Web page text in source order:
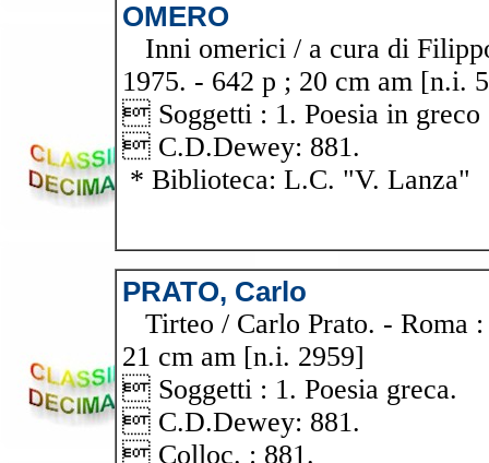
OMERO
Inni omerici / a cura di
1975. - 642 p ; 20 cm am [n.i.
 Soggetti : 1. Poesia in greco
 C.D.Dewey: 881.
* Biblioteca: L.C. "V. Lanza"
PRATO, Carlo
Tirteo / Carlo Prato. - Roma
21 cm am [n.i. 2959]
 Soggetti : 1. Poesia greca.
 C.D.Dewey: 881.
 Colloc. : 881.